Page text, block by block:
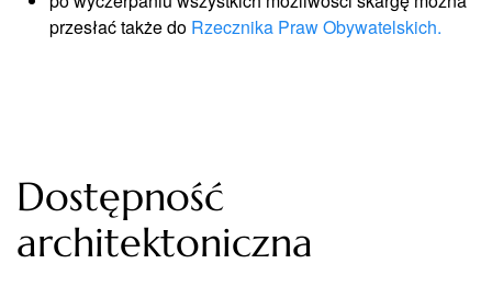
przesłać także do Rzecznika Praw Obywatelskich.
Dostępność
architektoniczna